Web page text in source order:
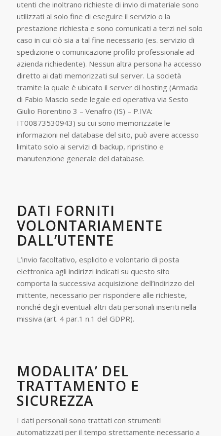
utenti che inoltrano richieste di invio di materiale sono
utilizzati al solo fine di eseguire il servizio o la
prestazione richiesta e sono comunicati a terzi nel solo
caso in cui ciò sia a tal fine necessario (es. servizio di
spedizione o comunicazione profilo professionale ad
azienda richiedente). Nessun altra persona ha accesso
diretto ai dati memorizzati sul server. La società
tramite la quale è ubicato il server di hosting (Armada
di Fabio Mascio sede legale ed operativa via Sesto
Giulio Fiorentino 3 – Venafro (IS) – P.IVA:
IT00873530943) su cui sono memorizzate le
informazioni nel database del sito, può avere accesso
limitato solo ai servizi di backup, ripristino e
manutenzione generale del database.
DATI FORNITI
VOLONTARIAMENTE
DALL’UTENTE
L’invio facoltativo, esplicito e volontario di posta
elettronica agli indirizzi indicati su questo sito
comporta la successiva acquisizione dell’indirizzo del
mittente, necessario per rispondere alle richieste,
nonché degli eventuali altri dati personali inseriti nella
missiva (art. 4 par.1 n.1 del GDPR).
MODALITA’ DEL
TRATTAMENTO E
SICUREZZA
I dati personali sono trattati con strumenti
automatizzati per il tempo strettamente necessario a